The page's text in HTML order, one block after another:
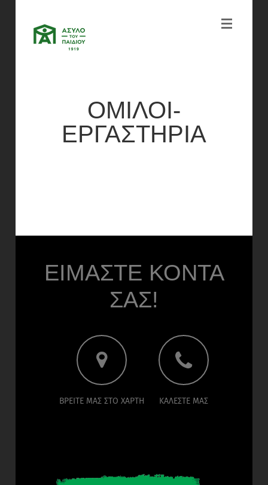
ΟΜΙΛΟΙ-
ΕΡΓΑΣΤΗΡΙΑ
ΕΙΜΑΣΤΕ ΚΟΝΤΑ
ΣΑΣ!
ΒΡΕΙΤΕ ΜΑΣ ΣΤΟ ΧΑΡΤΗ ΚΑΛΕΣΤΕ ΜΑΣ